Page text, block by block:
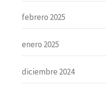
febrero 2025
enero 2025
diciembre 2024